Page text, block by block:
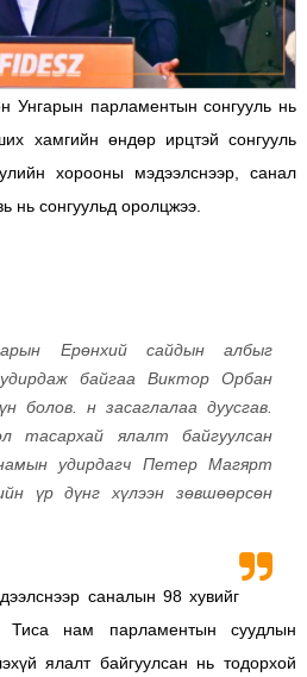
Унгарын парламентын сонгууль нь
хамгийн өндөр ирцтэй сонгууль
хорооны мэдээлснээр, санал
нь сонгуульд оролцжээ.
Ерөнхий сайдын албыг
байгаа Виктор Орбан
болов. н засаглалаа дуусгав.
тасархай ялалт байгуулсан
удирдагч Петер Магярт
үр дүнг хүлээн зөвшөөрсөн
саналын 98 хувийг
нам парламентын суудлын
ялалт байгуулсан нь тодорхой